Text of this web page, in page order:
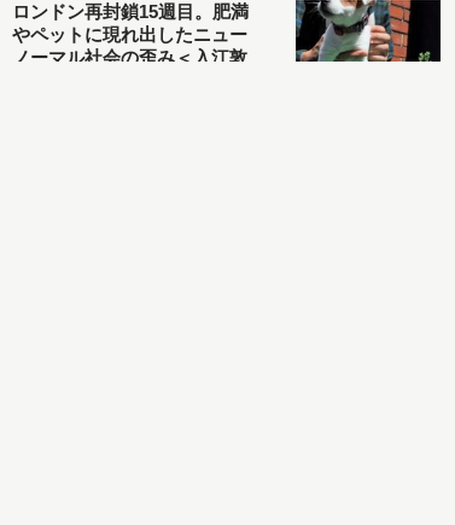
ロンドン再封鎖15週目。肥満
やペットに現れ出したニュー
ノーマル社会の歪み＜入江敦